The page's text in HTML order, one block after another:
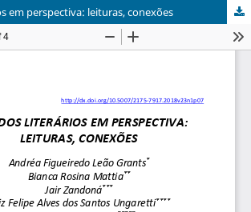
em perspectiva: leituras, conexões